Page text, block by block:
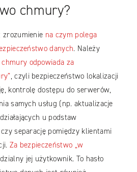
chmury?
zrozumienie na czym polega
danych. Należy
odpowiada za
, czyli bezpieczeństwo lokalizacji
kontrolę dostępu do serwerów,
samych usług (np. aktualizacje
u podstaw
separację pomiędzy klientami
Za bezpieczeństwo „w
jej użytkownik. To hasło